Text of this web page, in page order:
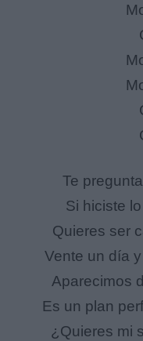
Te
Si hiciste
Quieres ser
Vente un día
Aparecimos
Es un plan
¿Quieres mi